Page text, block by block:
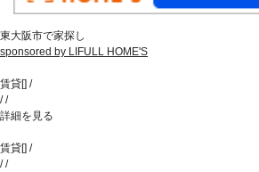
東大阪市で家探し
sponsored by LIFULL HOME'S
賃貸[] /
//
詳細を見る
賃貸[] /
//